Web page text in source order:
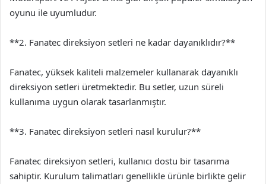
oyunu ile uyumludur.
**2. Fanatec direksiyon setleri ne kadar dayanıklıdır?**
Fanatec, yüksek kaliteli malzemeler kullanarak dayanıklı
direksiyon setleri üretmektedir. Bu setler, uzun süreli
kullanıma uygun olarak tasarlanmıştır.
**3. Fanatec direksiyon setleri nasıl kurulur?**
Fanatec direksiyon setleri, kullanıcı dostu bir tasarıma
sahiptir. Kurulum talimatları genellikle ürünle birlikte gelir